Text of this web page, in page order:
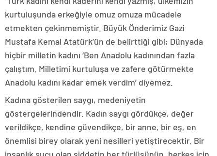
kurtuluşunda erkeğiyle omuz omuza mücadele
etmekten çekinmemiştir. Büyük Önderimiz Gazi
Mustafa Kemal Atatürk’ün de belirttiği gibi; Dünyada
hiçbir milletin kadını ‘Ben Anadolu kadınından fazla
çalıştım. Milletimi kurtuluşa ve zafere götürmekte
Anadolu kadını kadar emek verdim’ diyemez.
Kadına gösterilen saygı, medeniyetin
göstergelerindendir. Kadın saygı gördükçe, değer
verildikçe, kendine güvendikçe, bir anne, bir eş, en
önemlisi birey olarak yeni nesilleri yetiştirecektir. Bir
insanlık suçu olan şiddetin her türlüsünün, herkes için